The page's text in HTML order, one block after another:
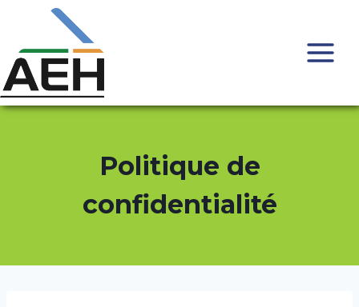
Politique de
confidentialité